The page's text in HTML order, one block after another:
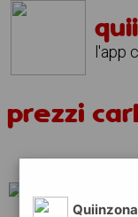
l'app
prezzi
Quiinzona